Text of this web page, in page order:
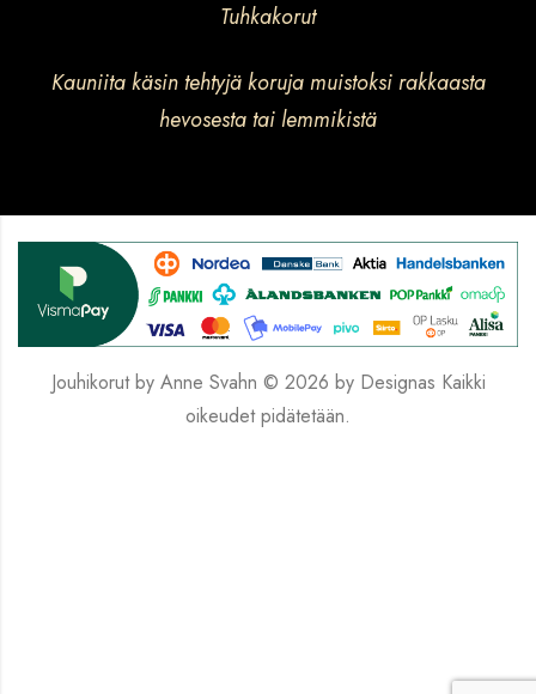
Tuhkakorut
Kauniita käsin tehtyjä koruja muistoksi rakkaasta
hevosesta tai lemmikistä
Jouhikorut by Anne Svahn © 2026 by Designas Kaikki
oikeudet pidätetään.